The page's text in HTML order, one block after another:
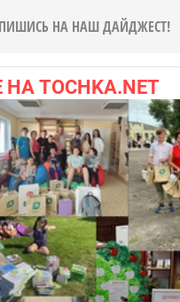
НА НАШ ДАЙДЖЕСТ!
TOCHKA.NET